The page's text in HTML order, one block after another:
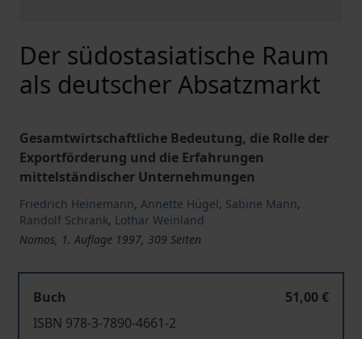
Der südostasiatische Raum
als deutscher Absatzmarkt
Gesamtwirtschaftliche Bedeutung, die Rolle der
Exportförderung und die Erfahrungen
mittelständischer Unternehmungen
Friedrich Heinemann, Annette Hügel, Sabine Mann,
Randolf Schrank, Lothar Weinland
Nomos, 1. Auflage 1997, 309 Seiten
Buch
51,00 €
ISBN 978-3-7890-4661-2